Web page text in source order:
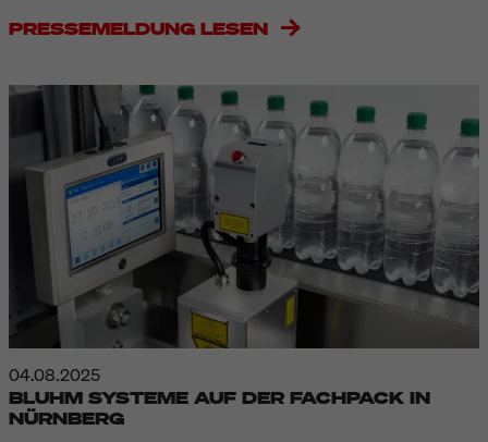
PRESSEMELDUNG LESEN
04.08.2025
BLUHM SYSTEME AUF DER FACHPACK IN
NÜRNBERG